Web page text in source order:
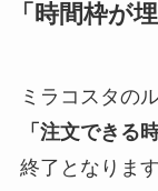
「時間枠が
ミラコスタの
「注文できる
終了となります